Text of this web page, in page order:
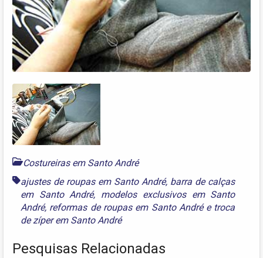
Costureiras em Santo André
ajustes de roupas em Santo André, barra de calças
em Santo André, modelos exclusivos em Santo
André, reformas de roupas em Santo Andrée troca
de zíper em Santo André
Pesquisas Relacionadas